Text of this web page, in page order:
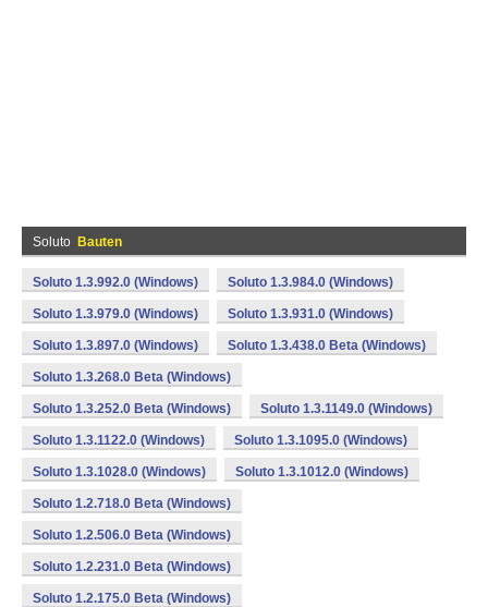
Soluto Bauten
Soluto 1.3.992.0 (Windows) Soluto 1.3.984.0 (Windows)
Soluto 1.3.979.0 (Windows) Soluto 1.3.931.0 (Windows)
Soluto 1.3.897.0 (Windows) Soluto 1.3.438.0 Beta (Windows)
Soluto 1.3.268.0 Beta (Windows)
Soluto 1.3.252.0 Beta (Windows) Soluto 1.3.1149.0 (Windows)
Soluto 1.3.1122.0 (Windows) Soluto 1.3.1095.0 (Windows)
Soluto 1.3.1028.0 (Windows) Soluto 1.3.1012.0 (Windows)
Soluto 1.2.718.0 Beta (Windows)
Soluto 1.2.506.0 Beta (Windows)
Soluto 1.2.231.0 Beta (Windows)
Soluto 1.2.175.0 Beta (Windows)